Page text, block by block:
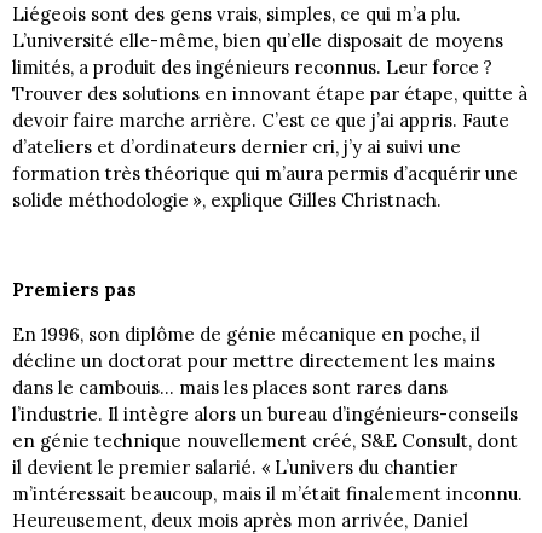
Liégeois sont des gens vrais, simples, ce qui m’a plu.
L’université elle-même, bien qu’elle disposait de moyens
limités, a produit des ingénieurs reconnus. Leur force ?
Trouver des solutions en innovant étape par étape, quitte à
devoir faire marche arrière. C’est ce que j’ai appris. Faute
d’ateliers et d’ordinateurs dernier cri, j’y ai suivi une
formation très théorique qui m’aura permis d’acquérir une
solide méthodologie », explique Gilles Christnach.
Premiers pas
En 1996, son diplôme de génie mécanique en poche, il
décline un doctorat pour mettre directement les mains
dans le cambouis… mais les places sont rares dans
l’industrie. Il intègre alors un bureau d’ingénieurs-conseils
en génie technique nouvellement créé, S&E Consult, dont
il devient le premier salarié. « L’univers du chantier
m’intéressait beaucoup, mais il m’était finalement inconnu.
Heureusement, deux mois après mon arrivée, Daniel